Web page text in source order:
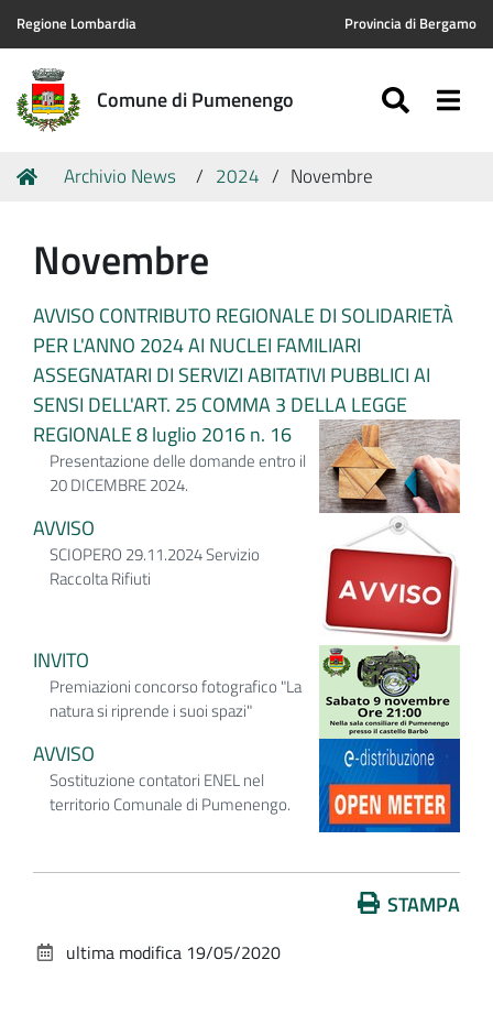
Regione Lombardia Provincia di Bergamo
Comune di Pumenengo
Tu
Home
Archivio News 2024 Novembre
Novembre
AVVISO CONTRIBUTO REGIONALE DI SOLIDARIETÀ
PER L'ANNO 2024 AI NUCLEI FAMILIARI
ASSEGNATARI DI SERVIZI ABITATIVI PUBBLICI AI
SENSI DELL'ART. 25 COMMA 3 DELLA LEGGE
REGIONALE 8 luglio 2016 n. 16
Presentazione delle domande entro il
20 DICEMBRE 2024.
AVVISO
SCIOPERO 29.11.2024 Servizio
Raccolta Rifiuti
INVITO
Premiazioni concorso fotografico "La
natura si riprende i suoi spazi"
AVVISO
Sostituzione contatori ENEL nel
territorio Comunale di Pumenengo.
documento
STAMPA
ultima modifica 19/05/2020